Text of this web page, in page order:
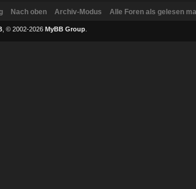
Nach oben Archiv-Modus Alle Foren als gelesen
, © 2002-2026 MyBB Group.